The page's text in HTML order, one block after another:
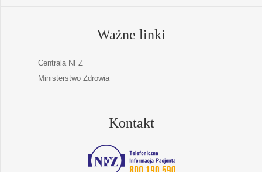
Ważne linki
Centrala NFZ
Ministerstwo Zdrowia
Kontakt